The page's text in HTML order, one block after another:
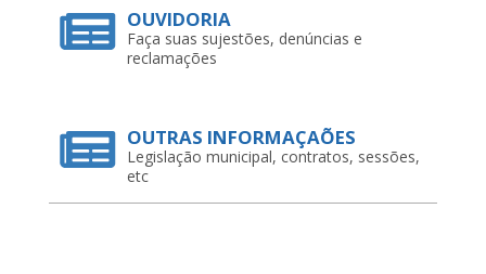
OUVIDORIA
Faça suas sujestões, denúncias e
reclamações
OUTRAS INFORMAÇAÕES
Legislação municipal, contratos, sessões,
etc